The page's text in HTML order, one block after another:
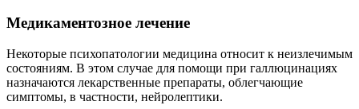
Медикаментозное лечение
Некоторые психопатологии медицина относит к неизлечимым
состояниям. В этом случае для помощи при галлюцинациях
назначаются лекарственные препараты, облегчающие
симптомы, в частности, нейролептики.